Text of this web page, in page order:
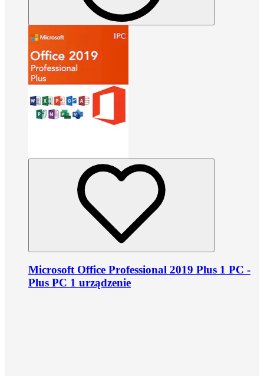
Microsoft Office Professional 2019 Plus 1 PC -
Plus PC 1 urządzenie